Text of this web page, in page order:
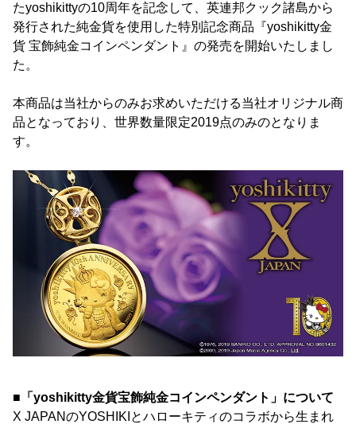
たyoshikittyの10周年を記念して、英連邦クック諸島から
発行された純金貨を使用した特別記念商品『yoshikitty金
貨 宝飾純金コインペンダント』の発売を開始いたしまし
た。
本商品は当社からのみお求めいただける当社オリジナル商
品となっており、世界数量限定2019点のみのとなりま
す。
■「yoshikitty金貨宝飾純金コインペンダント」について
X JAPANのYOSHIKIとハローキティのコラボから生まれ